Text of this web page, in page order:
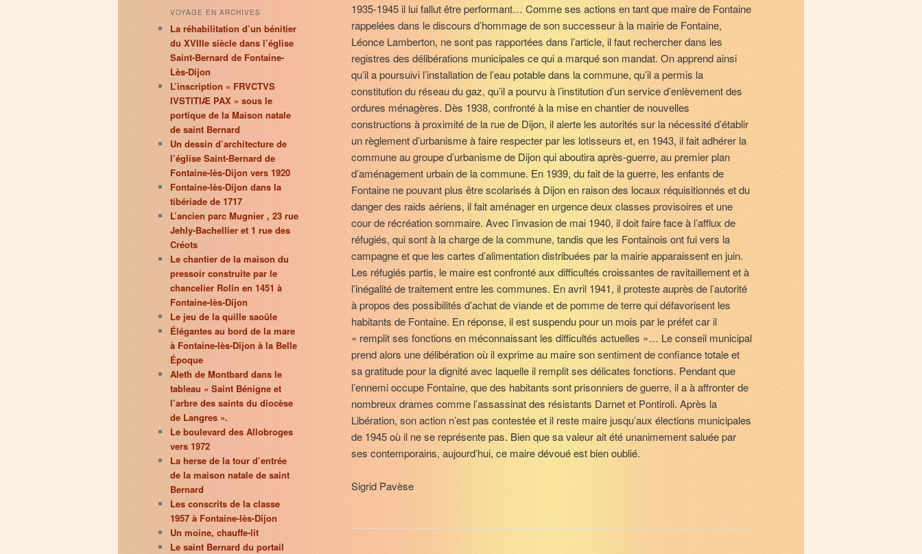
1935-1945 il lui fallut être performant… Comme ses actions en tant que maire de Fontaine
rappelées dans le discours d’hommage de son successeur à la mairie de Fontaine,
Léonce Lamberton, ne sont pas rapportées dans l’article, il faut rechercher dans les
registres des délibérations municipales ce qui a marqué son mandat. On apprend ainsi
qu’il a poursuivi l’installation de l’eau potable dans la commune, qu’il a permis la
constitution du réseau du gaz, qu’il a pourvu à l’institution d’un service d’enlèvement des
ordures ménagères. Dès 1938, confronté à la mise en chantier de nouvelles
constructions à proximité de la rue de Dijon, il alerte les autorités sur la nécessité d’établir
un règlement d’urbanisme à faire respecter par les lotisseurs et, en 1943, il fait adhérer la
commune au groupe d’urbanisme de Dijon qui aboutira après-guerre, au premier plan
d’aménagement urbain de la commune. En 1939, du fait de la guerre, les enfants de
Fontaine ne pouvant plus être scolarisés à Dijon en raison des locaux réquisitionnés et du
danger des raids aériens, il fait aménager en urgence deux classes provisoires et une
cour de récréation sommaire. Avec l’invasion de mai 1940, il doit faire face à l’afflux de
réfugiés, qui sont à la charge de la commune, tandis que les Fontainois ont fui vers la
campagne et que les cartes d’alimentation distribuées par la mairie apparaissent en juin.
Les réfugiés partis, le maire est confronté aux difficultés croissantes de ravitaillement et à
l’inégalité de traitement entre les communes. En avril 1941, il proteste auprès de l’autorité
à propos des possibilités d’achat de viande et de pomme de terre qui défavorisent les
habitants de Fontaine. En réponse, il est suspendu pour un mois par le préfet car il
« remplit ses fonctions en méconnaissant les difficultés actuelles »… Le conseil municipal
prend alors une délibération où il exprime au maire son sentiment de confiance totale et
sa gratitude pour la dignité avec laquelle il remplit ses délicates fonctions. Pendant que
l’ennemi occupe Fontaine, que des habitants sont prisonniers de guerre, il a à affronter de
nombreux drames comme l’assassinat des résistants Darnet et Pontiroli. Après la
Libération, son action n’est pas contestée et il reste maire jusqu’aux élections municipales
de 1945 où il ne se représente pas. Bien que sa valeur ait été unanimement saluée par
ses contemporains, aujourd’hui, ce maire dévoué est bien oublié.
Sigrid Pavèse
VOYAGE EN ARCHIVES
La réhabilitation d’un bénitier
du XVIIIe siècle dans l’église
Saint-Bernard de Fontaine-
Lès-Dijon
L’inscription « FRVCTVS
IVSTITIÆ PAX » sous le
portique de la Maison natale
de saint Bernard
Un dessin d’architecture de
l’église Saint-Bernard de
Fontaine-lès-Dijon vers 1920
Fontaine-lès-Dijon dans la
tibériade de 1717
L’ancien parc Mugnier , 23 rue
Jehly-Bachellier et 1 rue des
Créots
Le chantier de la maison du
pressoir construite par le
chancelier Rolin en 1451 à
Fontaine-lès-Dijon
Le jeu de la quille saoûle
Élégantes au bord de la mare
à Fontaine-lès-Dijon à la Belle
Époque
Aleth de Montbard dans le
tableau « Saint Bénigne et
l’arbre des saints du diocèse
de Langres ».
Le boulevard des Allobroges
vers 1972
La herse de la tour d’entrée
de la maison natale de saint
Bernard
Les conscrits de la classe
1957 à Fontaine-lès-Dijon
Un moine, chauffe-lit
Le saint Bernard du portail